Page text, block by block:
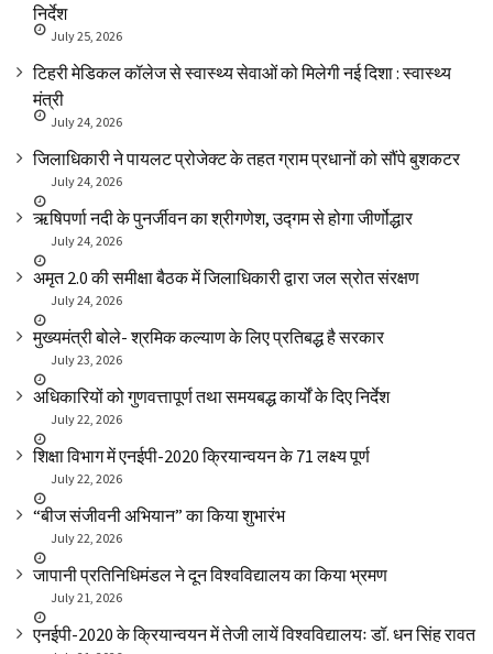
निर्देश
July 25, 2026
टिहरी मेडिकल कॉलेज से स्वास्थ्य सेवाओं को मिलेगी नई दिशा : स्वास्थ्य
मंत्री
July 24, 2026
जिलाधिकारी ने पायलट प्रोजेक्ट के तहत ग्राम प्रधानों को सौंपे बुशकटर
July 24, 2026
ऋषिपर्णा नदी के पुनर्जीवन का श्रीगणेश, उद्गम से होगा जीर्णोद्धार
July 24, 2026
अमृत 2.0 की समीक्षा बैठक में जिलाधिकारी द्वारा जल स्रोत संरक्षण
July 24, 2026
मुख्यमंत्री बोले- श्रमिक कल्याण के लिए प्रतिबद्ध है सरकार
July 23, 2026
अधिकारियों को गुणवत्तापूर्ण तथा समयबद्ध कार्यों के दिए निर्देश
July 22, 2026
शिक्षा विभाग में एनईपी-2020 क्रियान्वयन के 71 लक्ष्य पूर्ण
July 22, 2026
“बीज संजीवनी अभियान” का किया शुभारंभ
July 22, 2026
जापानी प्रतिनिधिमंडल ने दून विश्वविद्यालय का किया भ्रमण
July 21, 2026
एनईपी-2020 के क्रियान्वयन में तेजी लायें विश्वविद्यालयः डॉ. धन सिंह रावत